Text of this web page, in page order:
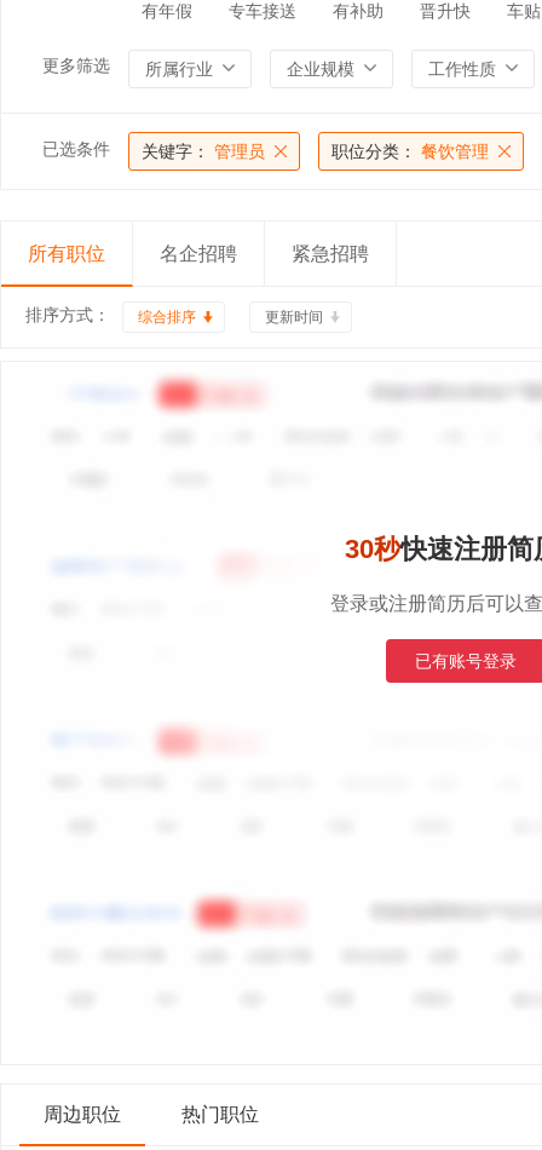
有年假 专车接送 有补助 晋升快 车贴
更多筛选 所属行业 企业规模 工作性质
已选条件 关键字： 管理员 职位分类： 餐饮管理
所有职位 名企招聘 紧急招聘
排序方式： 综合排序 更新时间
30秒快速注册简
登录或注册简历后可以
已有账号登录
周边职位 热门职位